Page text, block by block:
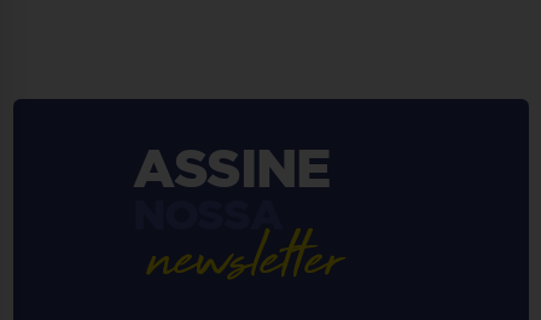
ASSINE
newsletter